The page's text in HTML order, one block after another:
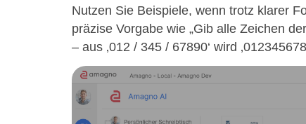
Nutzen Sie Beispiele, wenn trotz klarer
präzise Vorgabe wie „Gib alle Zeichen
– aus ‚012 / 345 / 67890‘ wird